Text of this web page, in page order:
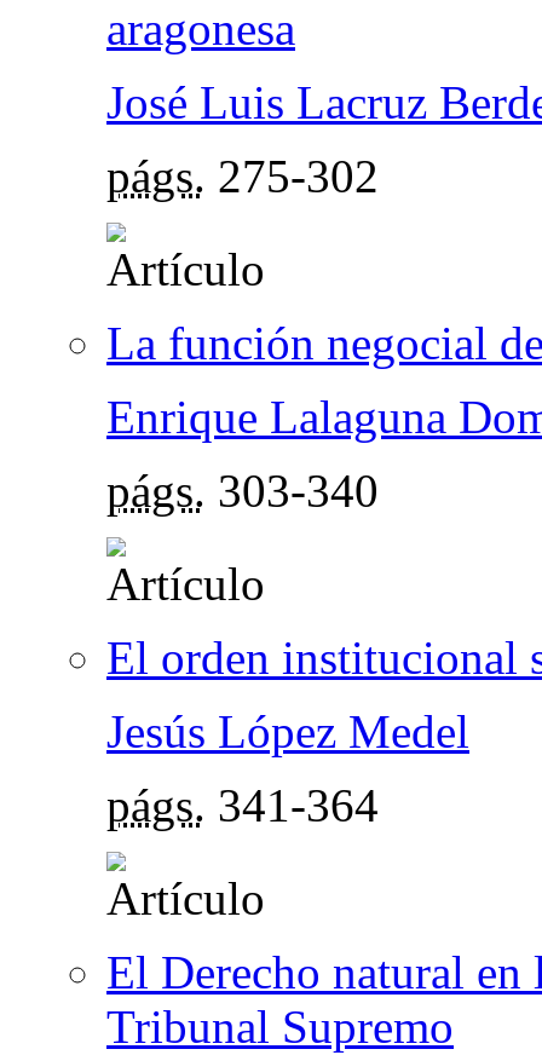
aragonesa
José Luis Lacruz
págs. 275-302
La función negocial
Enrique Lalaguna
págs. 303-340
El orden institucional
Jesús López Medel
págs. 341-364
El Derecho natural
Tribunal Supremo